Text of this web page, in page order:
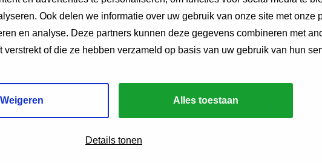
Ook delen we informatie over uw gebruik van onze site met onze
en analyse. Deze partners kunnen deze gegevens combineren met
verstrekt of die ze hebben verzameld op basis van uw gebruik van hun
Weigeren Alles toestaan
Details tonen